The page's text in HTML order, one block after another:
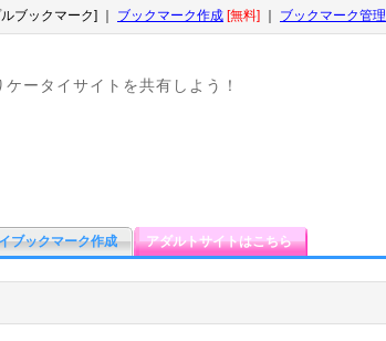
ブックマーク] ｜ ブックマーク作成 [無料] ブックマーク管理
ータイサイトを共有しよう！
ブックマーク作成 アダルトサイトはこちら